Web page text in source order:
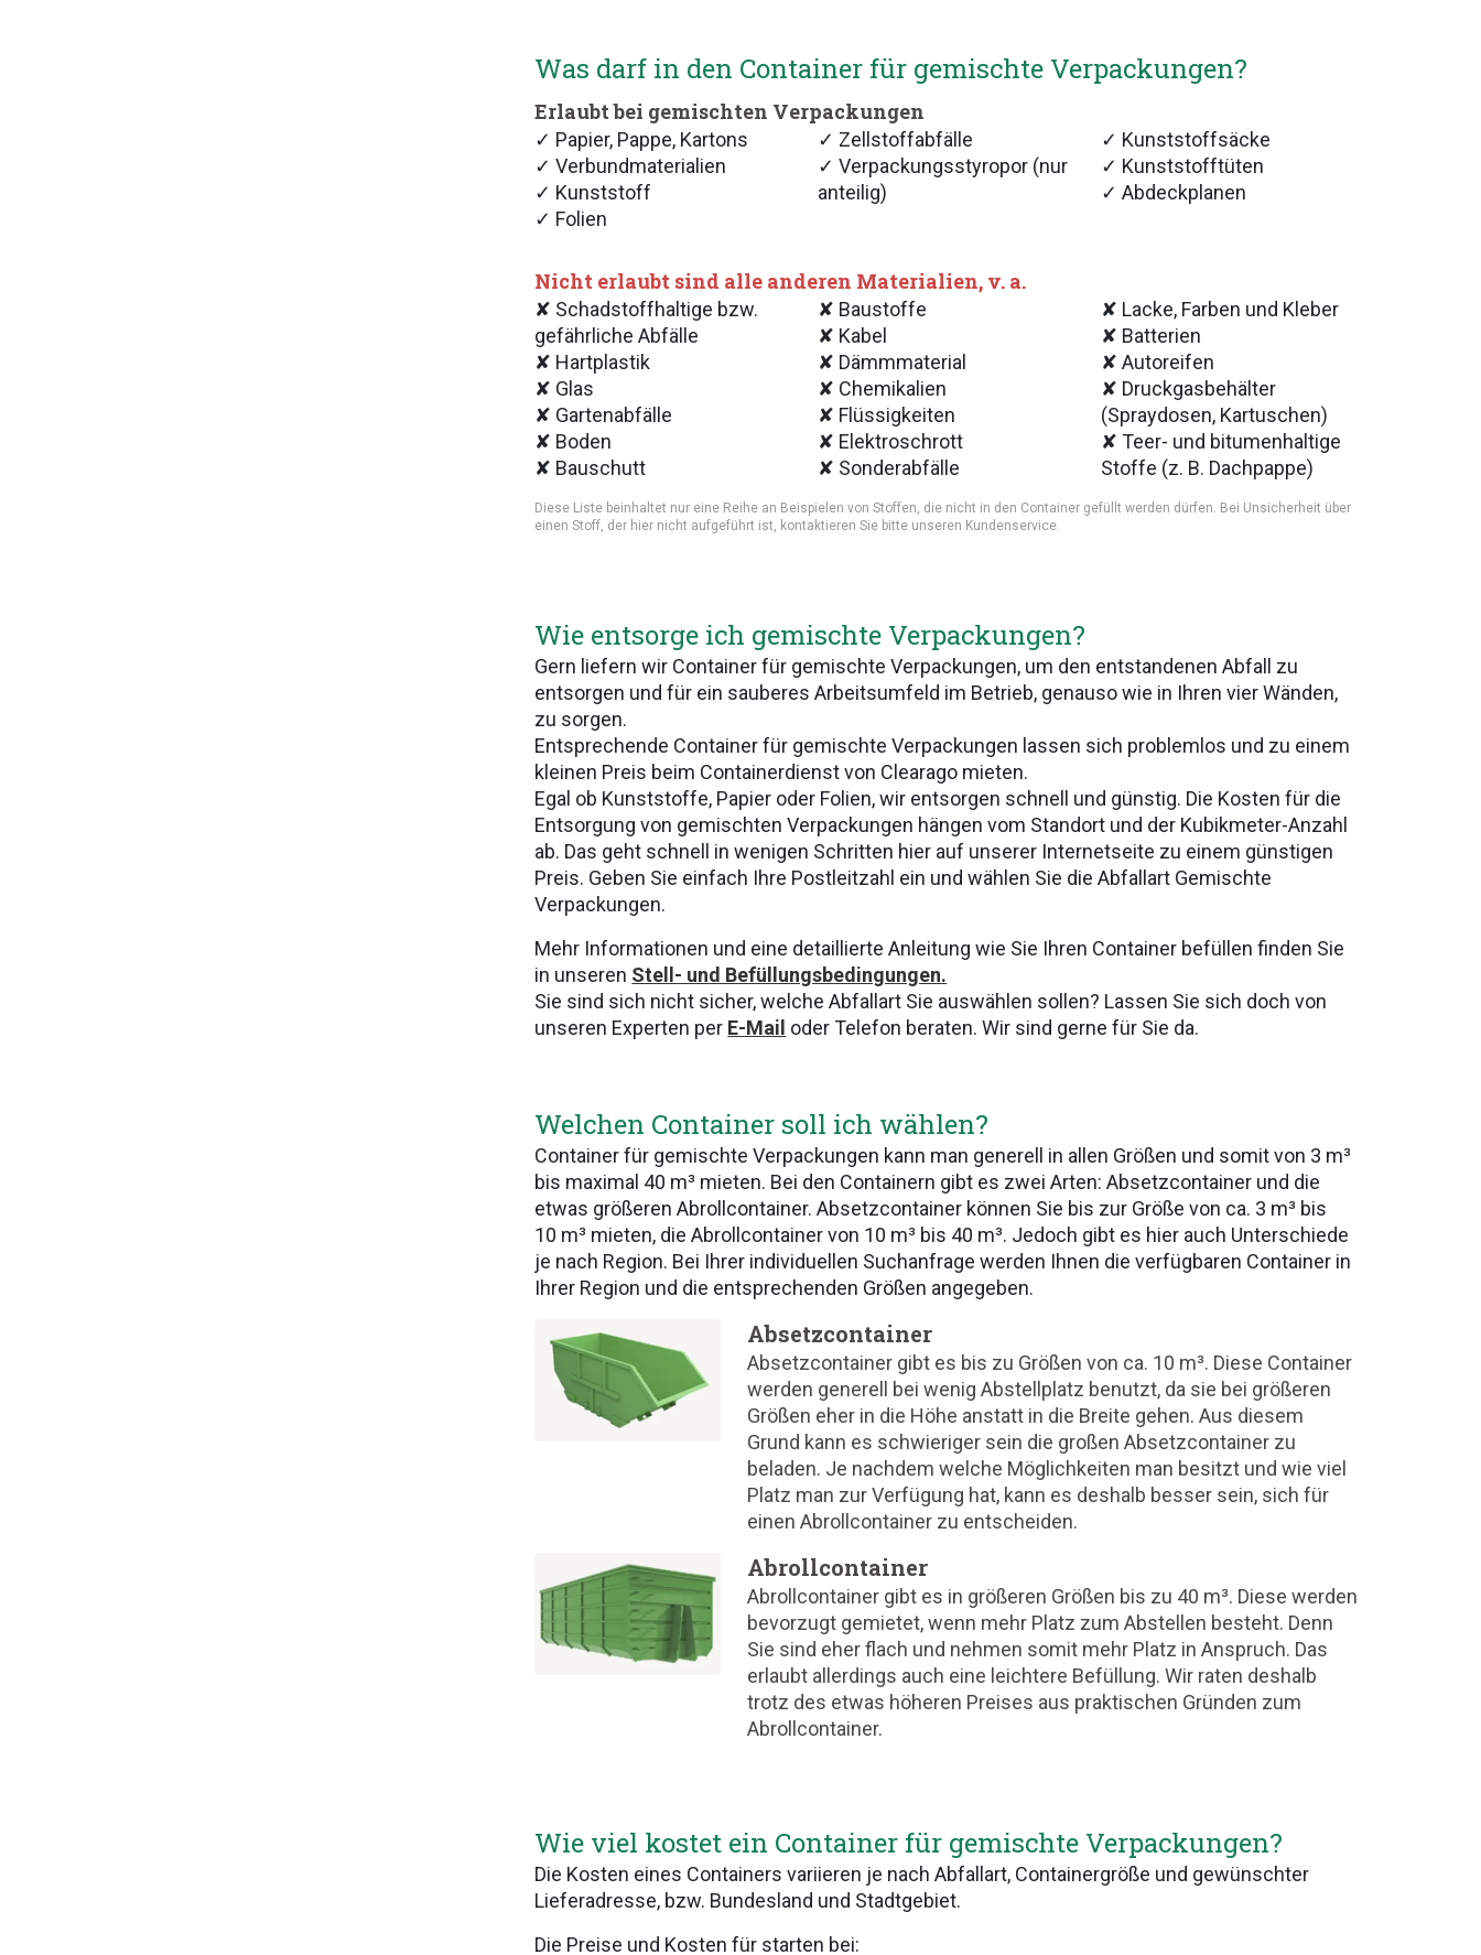
Was darf in den Container für gemischte Verpackungen?
Erlaubt bei gemischten Verpackungen
✓ Papier, Pappe, Kartons
✓ Verbundmaterialien
✓ Kunststoff
✓ Folien
✓ Zellstoffabfälle
✓ Verpackungsstyropor (nur
anteilig)
✓ Kunststoffsäcke
✓ Kunststofftüten
✓ Abdeckplanen
Nicht erlaubt sind alle anderen Materialien, v. a.
✘ Schadstoffhaltige bzw.
gefährliche Abfälle
✘ Hartplastik
✘ Glas
✘ Gartenabfälle
✘ Boden
✘ Bauschutt
✘ Baustoffe
✘ Kabel
✘ Dämmmaterial
✘ Chemikalien
✘ Flüssigkeiten
✘ Elektroschrott
✘ Sonderabfälle
✘ Lacke, Farben und Kleber
✘ Batterien
✘ Autoreifen
✘ Druckgasbehälter
(Spraydosen, Kartuschen)
✘ Teer- und bitumenhaltige
Stoffe (z. B. Dachpappe)
Diese Liste beinhaltet nur eine Reihe an Beispielen von Stoffen, die nicht in den Container gefüllt werden dürfen. Bei Unsicherheit über
einen Stoff, der hier nicht aufgeführt ist, kontaktieren Sie bitte unseren Kundenservice.
Wie entsorge ich gemischte Verpackungen?
Gern liefern wir Container für gemischte Verpackungen, um den entstandenen Abfall zu
entsorgen und für ein sauberes Arbeitsumfeld im Betrieb, genauso wie in Ihren vier Wänden,
zu sorgen.
Entsprechende Container für gemischte Verpackungen lassen sich problemlos und zu einem
kleinen Preis beim Containerdienst von Clearago mieten.
Egal ob Kunststoffe, Papier oder Folien, wir entsorgen schnell und günstig. Die Kosten für die
Entsorgung von gemischten Verpackungen hängen vom Standort und der Kubikmeter-Anzahl
ab. Das geht schnell in wenigen Schritten hier auf unserer Internetseite zu einem günstigen
Preis. Geben Sie einfach Ihre Postleitzahl ein und wählen Sie die Abfallart Gemischte
Verpackungen.
Mehr Informationen und eine detaillierte Anleitung wie Sie Ihren Container befüllen finden Sie
in unseren Stell- und Befüllungsbedingungen.
Sie sind sich nicht sicher, welche Abfallart Sie auswählen sollen? Lassen Sie sich doch von
unseren Experten per E-Mail oder Telefon beraten. Wir sind gerne für Sie da.
Welchen Container soll ich wählen?
Container für gemischte Verpackungen kann man generell in allen Größen und somit von 3 m³
bis maximal 40 m³ mieten. Bei den Containern gibt es zwei Arten: Absetzcontainer und die
etwas größeren Abrollcontainer. Absetzcontainer können Sie bis zur Größe von ca. 3 m³ bis
10 m³ mieten, die Abrollcontainer von 10 m³ bis 40 m³. Jedoch gibt es hier auch Unterschiede
je nach Region. Bei Ihrer individuellen Suchanfrage werden Ihnen die verfügbaren Container in
Ihrer Region und die entsprechenden Größen angegeben.
Absetzcontainer
Absetzcontainer gibt es bis zu Größen von ca. 10 m³. Diese Container
werden generell bei wenig Abstellplatz benutzt, da sie bei größeren
Größen eher in die Höhe anstatt in die Breite gehen. Aus diesem
Grund kann es schwieriger sein die großen Absetzcontainer zu
beladen. Je nachdem welche Möglichkeiten man besitzt und wie viel
Platz man zur Verfügung hat, kann es deshalb besser sein, sich für
einen Abrollcontainer zu entscheiden.
Abrollcontainer
Abrollcontainer gibt es in größeren Größen bis zu 40 m³. Diese werden
bevorzugt gemietet, wenn mehr Platz zum Abstellen besteht. Denn
Sie sind eher flach und nehmen somit mehr Platz in Anspruch. Das
erlaubt allerdings auch eine leichtere Befüllung. Wir raten deshalb
trotz des etwas höheren Preises aus praktischen Gründen zum
Abrollcontainer.
Wie viel kostet ein Container für gemischte Verpackungen?
Die Kosten eines Containers variieren je nach Abfallart, Containergröße und gewünschter
Lieferadresse, bzw. Bundesland und Stadtgebiet.
Die Preise und Kosten für starten bei: